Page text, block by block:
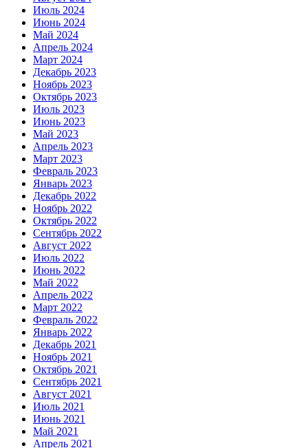
Июль 2024
Июнь 2024
Май 2024
Апрель 2024
Март 2024
Декабрь 2023
Ноябрь 2023
Октябрь 2023
Июль 2023
Июнь 2023
Май 2023
Апрель 2023
Март 2023
Февраль 2023
Январь 2023
Декабрь 2022
Ноябрь 2022
Октябрь 2022
Сентябрь 2022
Август 2022
Июль 2022
Июнь 2022
Май 2022
Апрель 2022
Март 2022
Февраль 2022
Январь 2022
Декабрь 2021
Ноябрь 2021
Октябрь 2021
Сентябрь 2021
Август 2021
Июль 2021
Июнь 2021
Май 2021
Апрель 2021